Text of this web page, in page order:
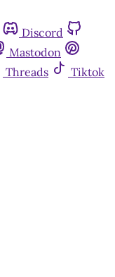
Discord
Mastodon
Threads
Tiktok